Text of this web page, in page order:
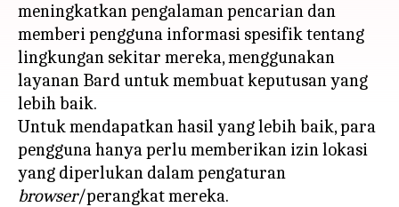
meningkatkan pengalaman pencarian dan
memberi pengguna informasi spesifik tentang
lingkungan sekitar mereka, menggunakan
layanan Bard untuk membuat keputusan yang
lebih baik.
Untuk mendapatkan hasil yang lebih baik, para
pengguna hanya perlu memberikan izin lokasi
yang diperlukan dalam pengaturan
browser